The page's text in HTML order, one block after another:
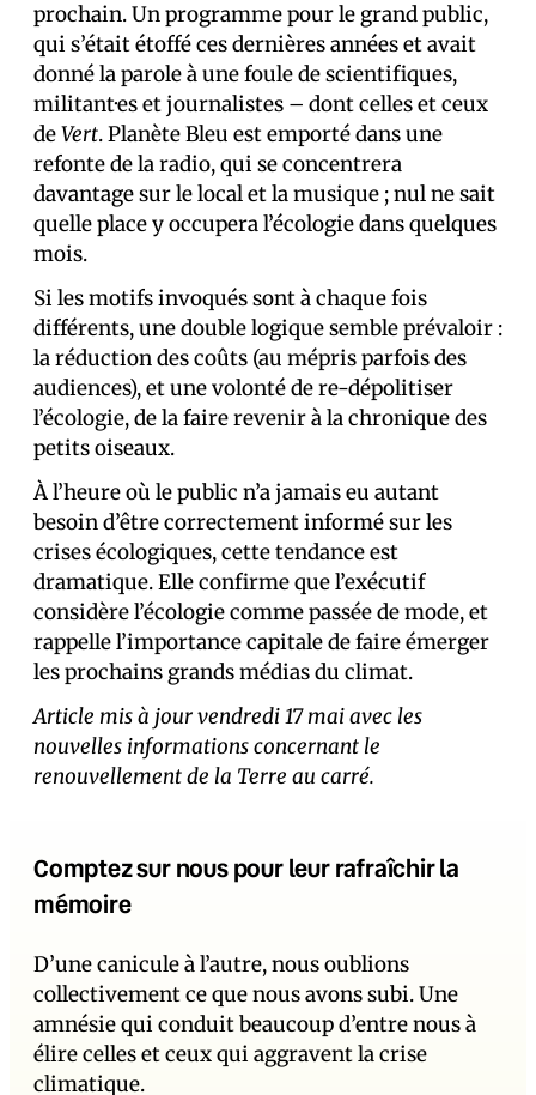
prochain. Un programme pour le grand public,
qui s’était étoffé ces dernières années et avait
donné la parole à une foule de scientifiques,
militant·es et journalistes – dont celles et ceux
deVert. Planète Bleu est emporté dans une
refonte de la radio, qui se concentrera
davantage sur le local et la musique ; nul ne sait
quelle place y occupera l’écologie dans quelques
mois.
Si les motifs invoqués sont à chaque fois
différents, une double logique semble prévaloir :
la réduction des coûts (au mépris parfois des
audiences), et une volonté de re-dépolitiser
l’écologie, de la faire revenir à la chronique des
petits oiseaux.
À l’heure où le public n’a jamais eu autant
besoin d’être correctement informé sur les
crises écologiques, cette tendance est
dramatique. Elle confirme que l’exécutif
considère l’écologie comme passée de mode, et
rappelle l’importance capitale de faire émerger
les prochains grands médias du climat.
Article mis à jour vendredi 17 mai avec les
nouvelles informations concernant le
renouvellement de la Terre au carré.
Comptez sur nous pour leur rafraîchir la
mémoire
D’une canicule à l’autre, nous oublions
collectivement ce que nous avons subi. Une
amnésie qui conduit beaucoup d’entre nous à
élire celles et ceux qui aggravent la crise
climatique.